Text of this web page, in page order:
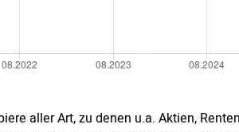
aller Art, zu denen u.a. Aktien,